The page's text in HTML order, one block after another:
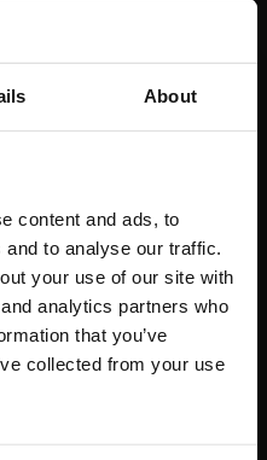
About
content and ads, to
to analyse our traffic.
your use of our site with
analytics partners who
that you’ve
collected from your use
linnaosa,